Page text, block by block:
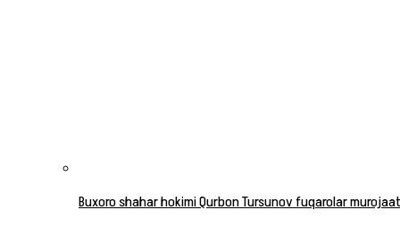
Buxoro shahar hokimi Qurbon Tursunov fuqarolar